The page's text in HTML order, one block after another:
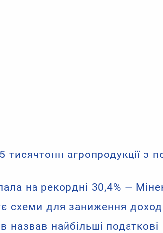
тисячтонн агропродукції з
на рекордні 30,4% —
схеми для заниження
назвав найбільші